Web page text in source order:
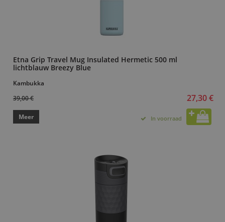
Etna Grip Travel Mug Insulated Hermetic 500 ml
lichtblauw Breezy Blue
Kambukka
39,00 €
27,30 €
Meer In voorraad